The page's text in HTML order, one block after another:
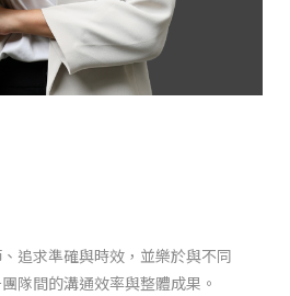
追求準確與時效，並樂於與不同
隊間的溝通效率與整體成果。